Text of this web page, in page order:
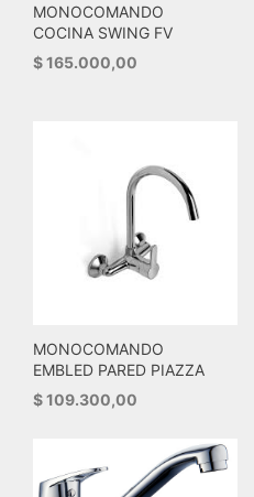
MONOCOMANDO
COCINA SWING FV
$165.000,00
MONOCOMANDO
EMBLED PARED PIAZZA
$109.300,00